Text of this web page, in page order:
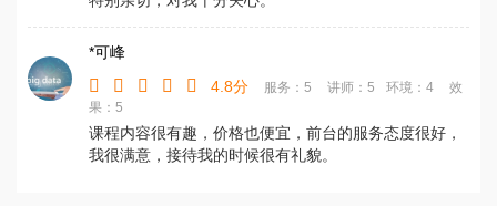
*可峰
4.8分
服务：5 讲师：5 环境：4
效
果：5
课程内容很有趣，价格也便宜，前台的服务态度很好，
我很满意，接待我的时候很有礼貌。